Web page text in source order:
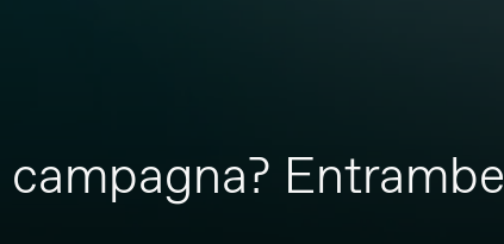
Entrambe